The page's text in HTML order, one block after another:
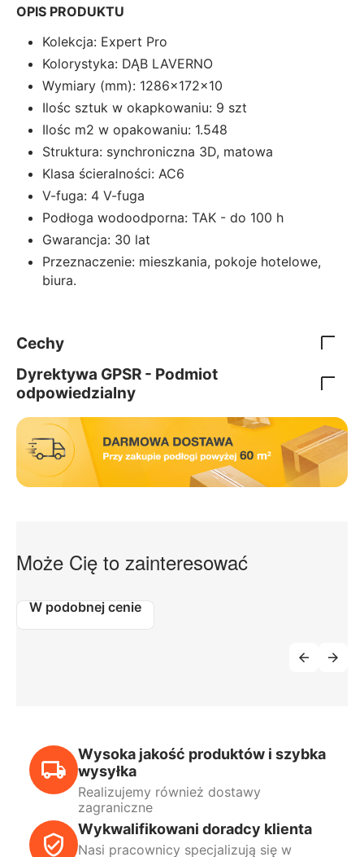
OPIS PRODUKTU
Kolekcja: Expert Pro
Kolorystyka: DĄB LAVERNO
Wymiary (mm): 1286x172x10
Ilośc sztuk w okapkowaniu: 9 szt
Ilośc m2 w opakowaniu: 1.548
Struktura: synchroniczna 3D, matowa
Klasa ścieralności: AC6
V-fuga: 4 V-fuga
Podłoga wodoodporna: TAK - do 100 h
Gwarancja: 30 lat
Przeznaczenie: mieszkania, pokoje hotelowe,
biura.
Cechy
Dyrektywa GPSR - Podmiot
odpowiedzialny
Może Cię to zainteresować
W podobnej cenie
Wysoka jakość produktów i szybka
wysyłka
Realizujemy również dostawy
zagraniczne
Wykwalifikowani doradcy klienta
Nasi pracownicy specjalizują się w